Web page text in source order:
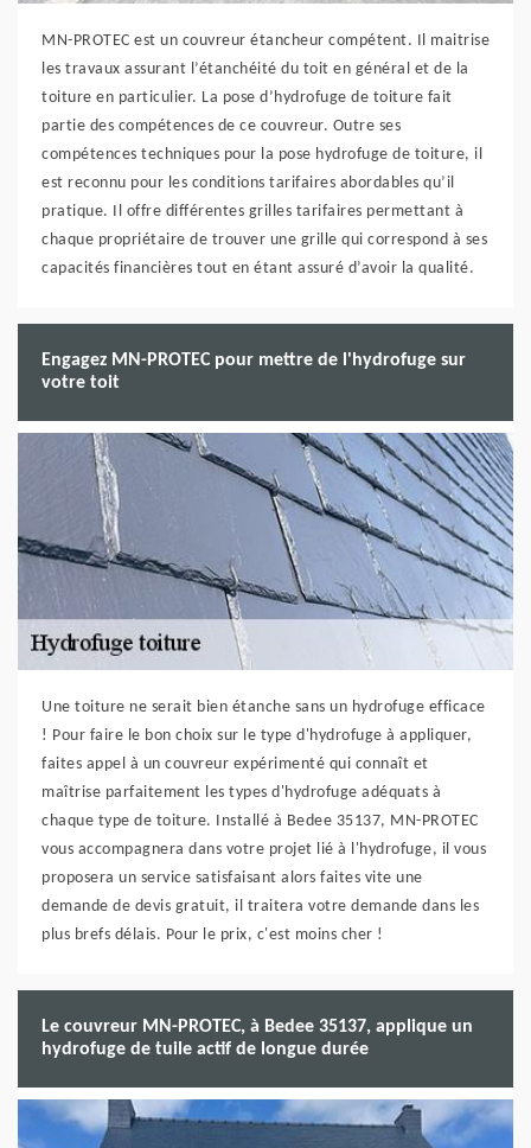
MN-PROTEC est un couvreur étancheur compétent. Il maitrise
les travaux assurant l’étanchéité du toit en général et de la
toiture en particulier. La pose d’hydrofuge de toiture fait
partie des compétences de ce couvreur. Outre ses
compétences techniques pour la pose hydrofuge de toiture, il
est reconnu pour les conditions tarifaires abordables qu’il
pratique. Il offre différentes grilles tarifaires permettant à
chaque propriétaire de trouver une grille qui correspond à ses
capacités financières tout en étant assuré d’avoir la qualité.
Engagez MN-PROTEC pour mettre de l'hydrofuge sur
votre toit
Une toiture ne serait bien étanche sans un hydrofuge efficace
! Pour faire le bon choix sur le type d'hydrofuge à appliquer,
faites appel à un couvreur expérimenté qui connaît et
maîtrise parfaitement les types d'hydrofuge adéquats à
chaque type de toiture. Installé à Bedee 35137, MN-PROTEC
vous accompagnera dans votre projet lié à l'hydrofuge, il vous
proposera un service satisfaisant alors faites vite une
demande de devis gratuit, il traitera votre demande dans les
plus brefs délais. Pour le prix, c'est moins cher !
Le couvreur MN-PROTEC, à Bedee 35137, applique un
hydrofuge de tuile actif de longue durée